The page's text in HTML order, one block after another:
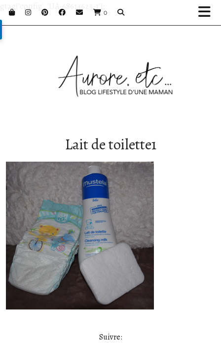
0
gtag('config', 'UA-68614623-1');
Lait de toilette1
Suivre: